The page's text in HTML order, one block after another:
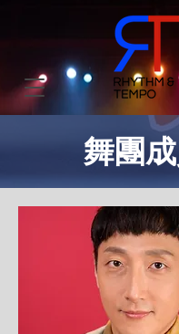
舞團